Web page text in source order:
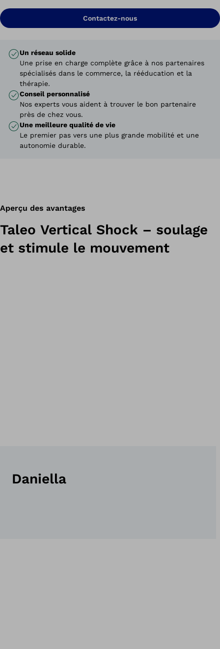
Contactez-nous
Un réseau solide
Une prise en charge complète grâce à nos partenaires
spécialisés dans le commerce, la rééducation et la
thérapie.
Conseil personnalisé
Nos experts vous aident à trouver le bon partenaire
près de chez vous.
Une meilleure qualité de vie
Le premier pas vers une plus grande mobilité et une
autonomie durable.
Aperçu des avantages
Taleo Vertical Shock – soulage
et stimule le mouvement
Daniella